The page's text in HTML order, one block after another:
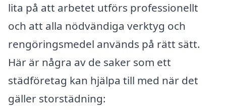
lita på att arbetet utförs professionellt
och att alla nödvändiga verktyg och
rengöringsmedel används på rätt sätt.
Här är några av de saker som ett
städföretag kan hjälpa till med när det
gäller storstädning: